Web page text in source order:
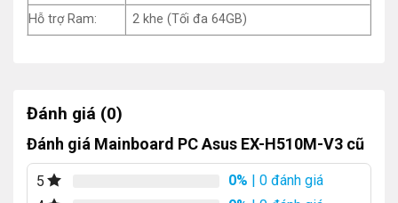
Hỗ trợ Ram:
2 khe (Tối đa 64GB)
Đánh giá (0)
Đánh giá Mainboard PC Asus EX-H510M-V3 cũ
5 0% | 0 đánh giá